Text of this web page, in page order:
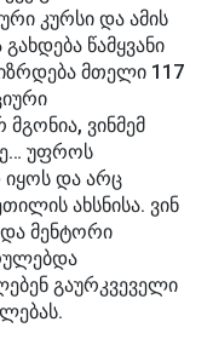
კურსი და ამის
წამყვანი
მთელი 117
ვინმემ
უფროს
იყოს და არც
ახსნისა. ვინ
და მენტორი
გაურკვეველი